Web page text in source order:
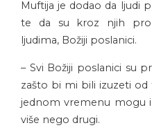
Muftija je dodao da ljudi
te da su kroz njih
ljudima, Božiji poslanici.
– Svi Božiji poslanici su
zašto bi mi bili izuzeti od
jednom vremenu mogu
više nego drugi.